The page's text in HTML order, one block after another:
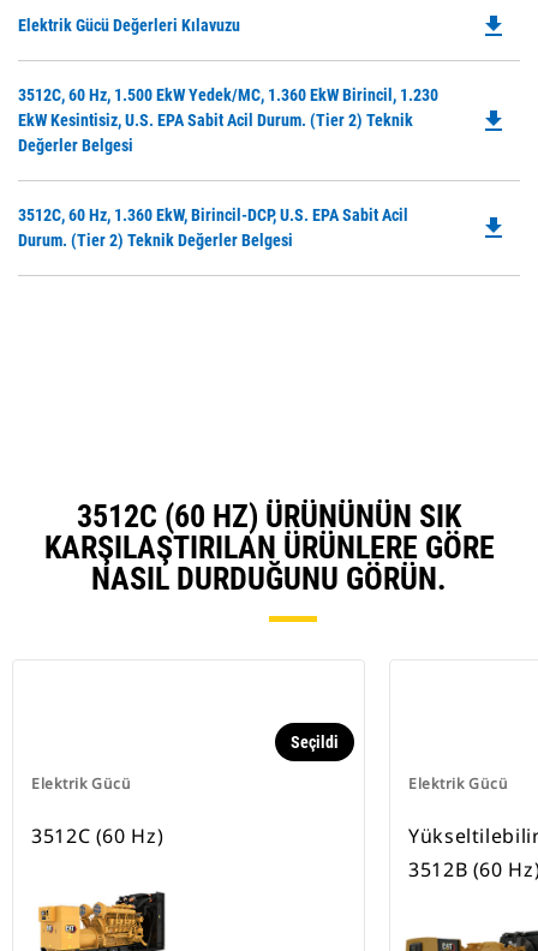
Elektrik Gücü Değerleri Kılavuzu file_download
3512C, 60 Hz, 1.500 EkW Yedek/MC, 1.360 EkW Birincil, 1.230
EkW Kesintisiz, U.S. EPA Sabit Acil Durum. (Tier 2) Teknik
Değerler Belgesi
file_download
3512C, 60 Hz, 1.360 EkW, Birincil-DCP, U.S. EPA Sabit Acil
Durum. (Tier 2) Teknik Değerler Belgesi
file_download
3512C (60 HZ) ÜRÜNÜNÜN SIK
KARŞILAŞTIRILAN ÜRÜNLERE GÖRE
NASIL DURDUĞUNU GÖRÜN.
Elektrik Gücü
Seçildi
3512C (60 Hz)
Elektrik Gücü
3512B (60